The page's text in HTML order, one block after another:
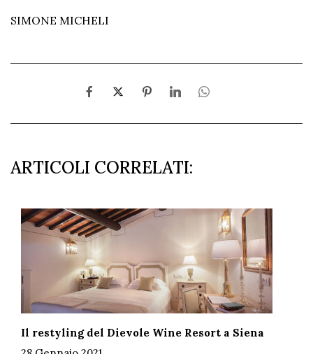
SIMONE MICHELI
ARTICOLI CORRELATI:
Il restyling del Dievole Wine Resort a Siena